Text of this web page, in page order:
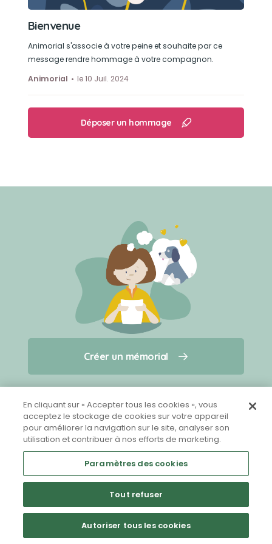
Créer un mémorial
Qui sommes-nous ?
Nous contacter
Partager sur Facebook
Bienvenue
Animorial s'associe à votre peine et souhaite par ce
message rendre hommage à votre compagnon.
Animorial
le 10 Juil. 2024
Déposer un hommage
Créer un mémorial
En cliquant sur « Accepter tous les cookies », vous
acceptez le stockage de cookies sur votre appareil
pour améliorer la navigation sur le site, analyser son
utilisation et contribuer à nos efforts de marketing.
Paramètres des cookies
Tout refuser
Autoriser tous les cookies